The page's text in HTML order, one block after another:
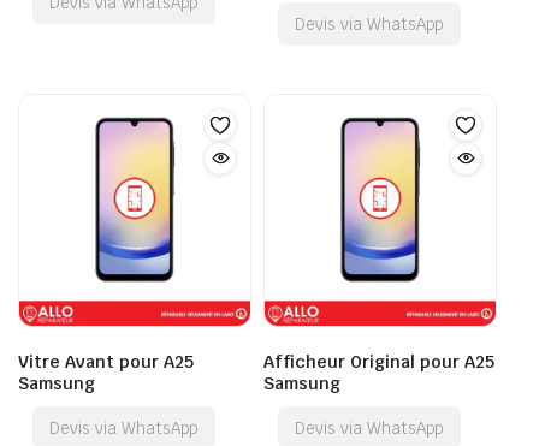
Devis via WhatsApp
Vitre Avant pour A25
Samsung
Devis via WhatsApp
Afficheur Original pour A25
Samsung
Devis via WhatsApp